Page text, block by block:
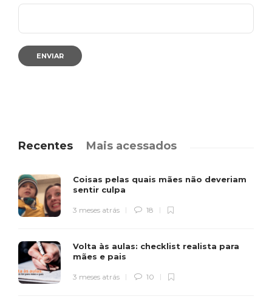
Recentes Mais acessados
Coisas pelas quais mães não deveriam
sentir culpa
3 meses atrás 18
Volta às aulas: checklist realista para
mães e pais
3 meses atrás 10